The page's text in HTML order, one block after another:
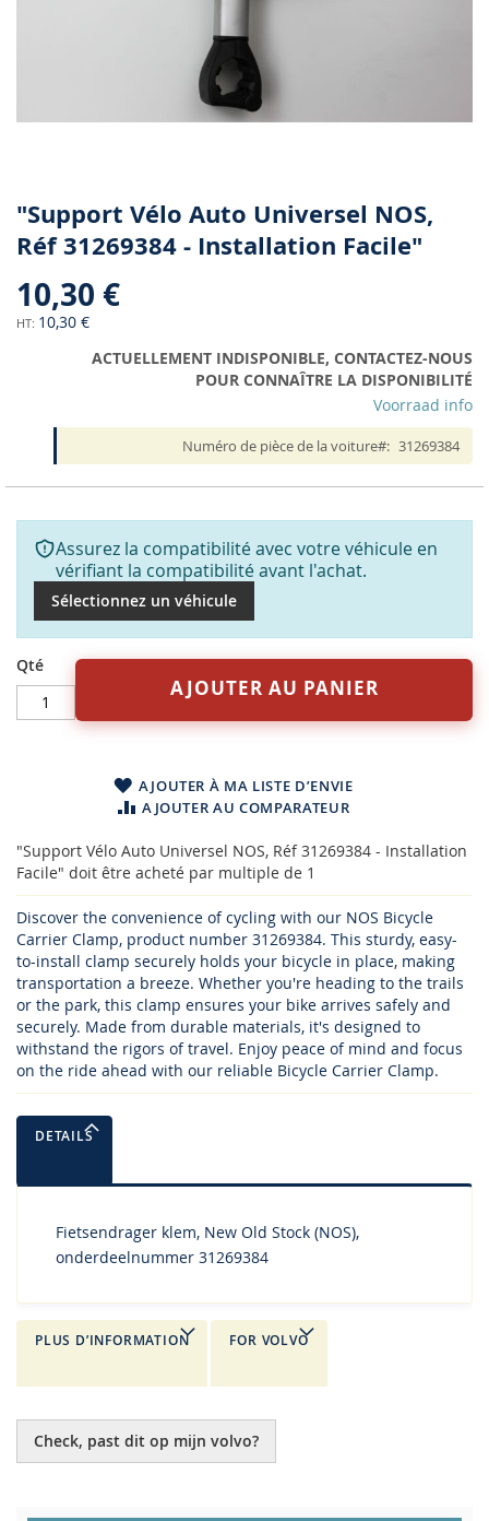
Skip
to
the
of
the
"Support Vélo Auto Universel NOS,
Réf 31269384 - Installation Facile"
10,30 €
10,30 €
ACTUELLEMENT INDISPONIBLE, CONTACTEZ-NOUS
POUR CONNAÎTRE LA DISPONIBILITÉ
Voorraad info
Numéro de pièce de la voiture 31269384
Assurez la compatibilité avec votre véhicule en
vérifiant la compatibilité avant l'achat.
Sélectionnez un véhicule
Qté
AJOUTER AU PANIER
AJOUTER À MA LISTE D’ENVIE
AJOUTER AU COMPARATEUR
"Support Vélo Auto Universel NOS, Réf 31269384 - Installation
Facile" doit être acheté par multiple de 1
Discover the convenience of cycling with our NOS Bicycle
Carrier Clamp, product number 31269384. This sturdy, easy-
to-install clamp securely holds your bicycle in place, making
transportation a breeze. Whether you're heading to the trails
or the park, this clamp ensures your bike arrives safely and
securely. Made from durable materials, it's designed to
withstand the rigors of travel. Enjoy peace of mind and focus
on the ride ahead with our reliable Bicycle Carrier Clamp.
DETAILS
Fietsendrager klem, New Old Stock (NOS),
onderdeelnummer 31269384
PLUS D’INFORMATION FOR VOLVO
Check, past dit op mijn volvo?